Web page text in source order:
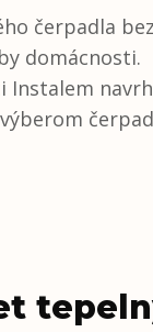
čerpadla
domácnosti.
Instalem